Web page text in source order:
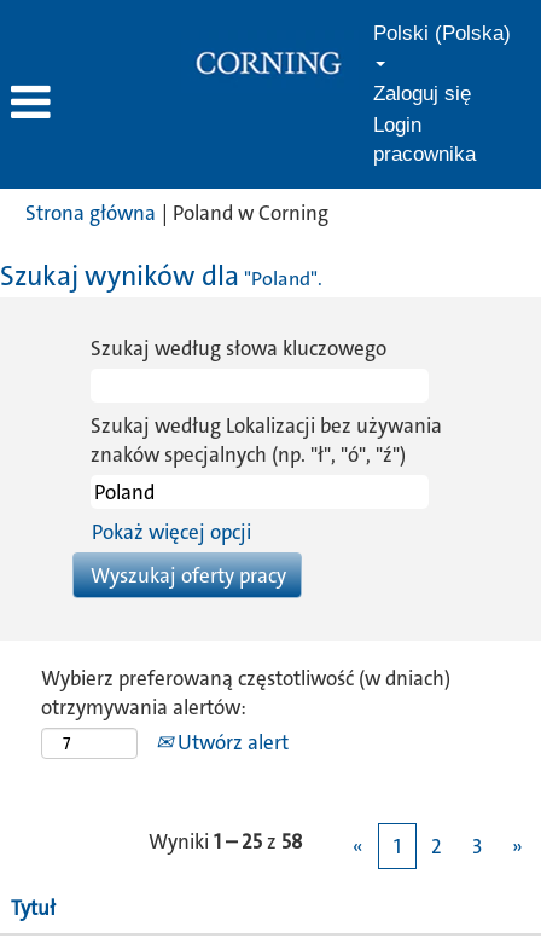
Polski (Polska)
Zaloguj się
Login
pracownika
Strona główna | Poland w Corning(bieżąca
Szukaj wyników dla "Poland".
Szukaj według słowa kluczowego
Szukaj według Lokalizacji bez używania
znaków specjalnych (np. "ł", "ó", "ź")
Pokaż więcej opcji
Wybierz preferowaną częstotliwość (w dniach)
otrzymywania alertów:
Utwórz alert
Wyniki 1 – 25z 58 « 1 2 3 »
Tytuł